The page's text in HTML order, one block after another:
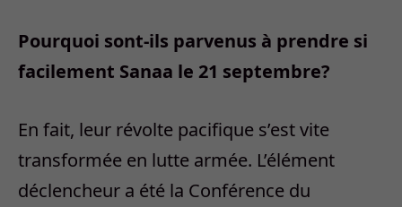
Pourquoi sont-ils parvenus à prendre si
facilement Sanaa le 21 septembre?
En fait, leur révolte pacifique s’est vite
transformée en lutte armée. L’élément
déclencheur a été la Conférence du